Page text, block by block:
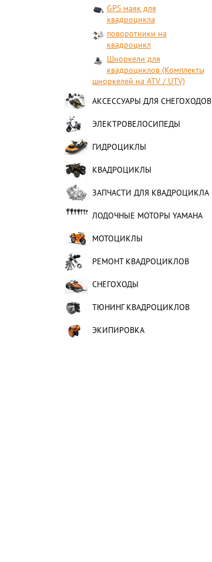
GPS маяк для
квадроцикла
поворотники на
квадроцикл
Шноркели для
квадроциклов (Комплекты
шноркелей на ATV / UTV)
АКСЕССУАРЫ ДЛЯ СНЕГОХОДОВ
ЭЛЕКТРОВЕЛОСИПЕДЫ
ГИДРОЦИКЛЫ
КВАДРОЦИКЛЫ
ЗАПЧАСТИ ДЛЯ КВАДРОЦИКЛА
ЛОДОЧНЫЕ МОТОРЫ YAMAHA
МОТОЦИКЛЫ
РЕМОНТ КВАДРОЦИКЛОВ
СНЕГОХОДЫ
ТЮНИНГ КВАДРОЦИКЛОВ
ЭКИПИРОВКА